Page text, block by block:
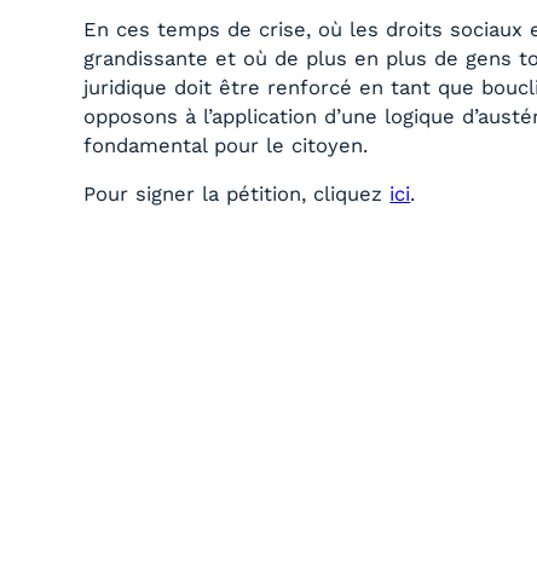
En ces temps de crise, où les droits
grandissante et où de plus en plus de gens
juridique doit être renforcé en tant que
opposons à l’application d’une logique
fondamental pour le citoyen.
Pour signer la pétition, cliquez ici.